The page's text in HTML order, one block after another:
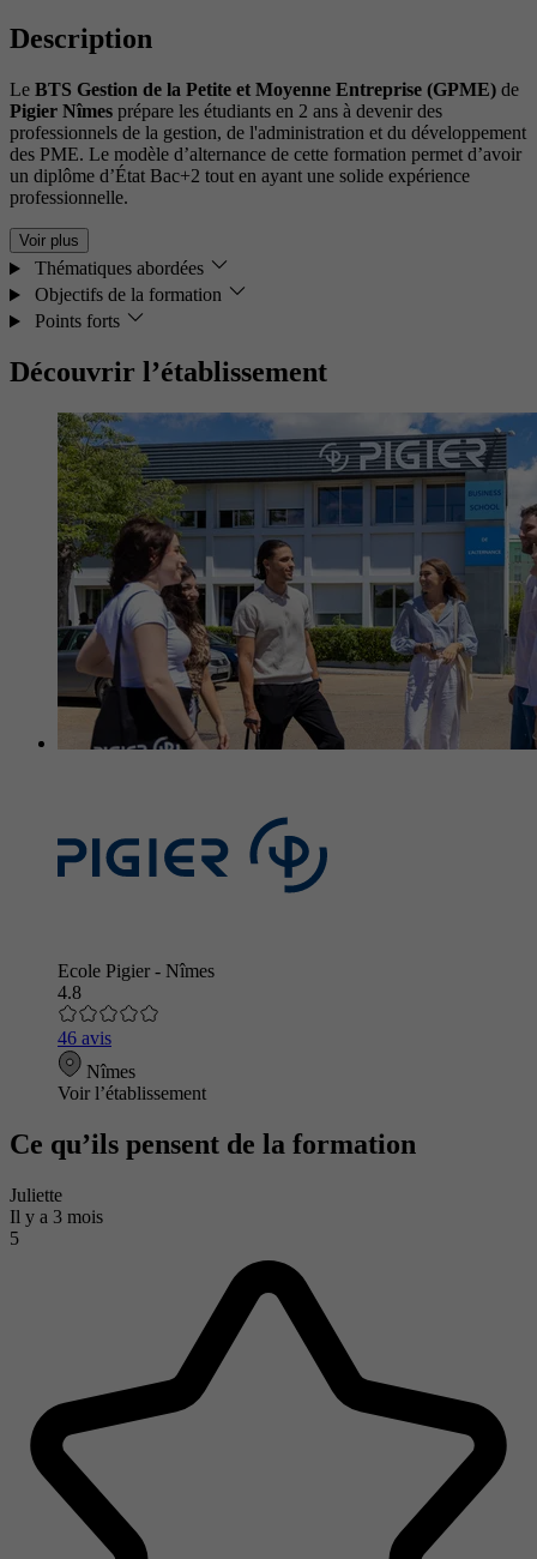
Description
Le BTS Gestion de la Petite et Moyenne Entreprise (GPME) de
Pigier Nîmes prépare les étudiants en 2 ans à devenir des
professionnels de la gestion, de l'administration et du développement
des PME. Le modèle d’alternance de cette formation permet d’avoir
un diplôme d’État Bac+2 tout en ayant une solide expérience
professionnelle.
Voir plus
Thématiques abordées
Objectifs de la formation
Points forts
Découvrir l’établissement
Ecole Pigier - Nîmes
4.8
46 avis
Nîmes
Voir l’établissement
Ce qu’ils pensent de la formation
Juliette
Il y a 3 mois
5